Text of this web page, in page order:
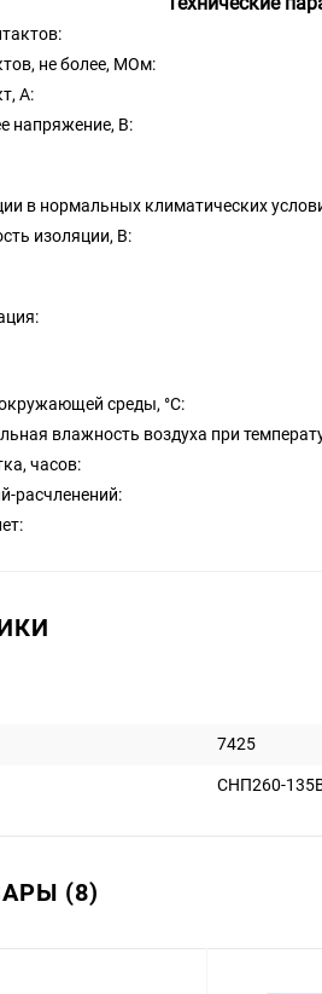
не более, МОм:
А:
напряжение, В:
в нормальных климатических
изоляции, В:
среды, °C:
влажность воздуха при
часов:
расчленений:
7425
СНП260-
(8)